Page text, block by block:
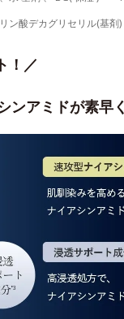
ン酸デカグリセリル(基剤)
！／
ンアミドが素早